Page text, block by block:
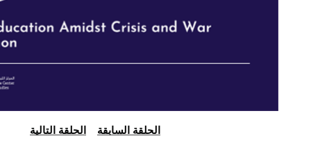
الحلقة السابقة الحلقة التالية